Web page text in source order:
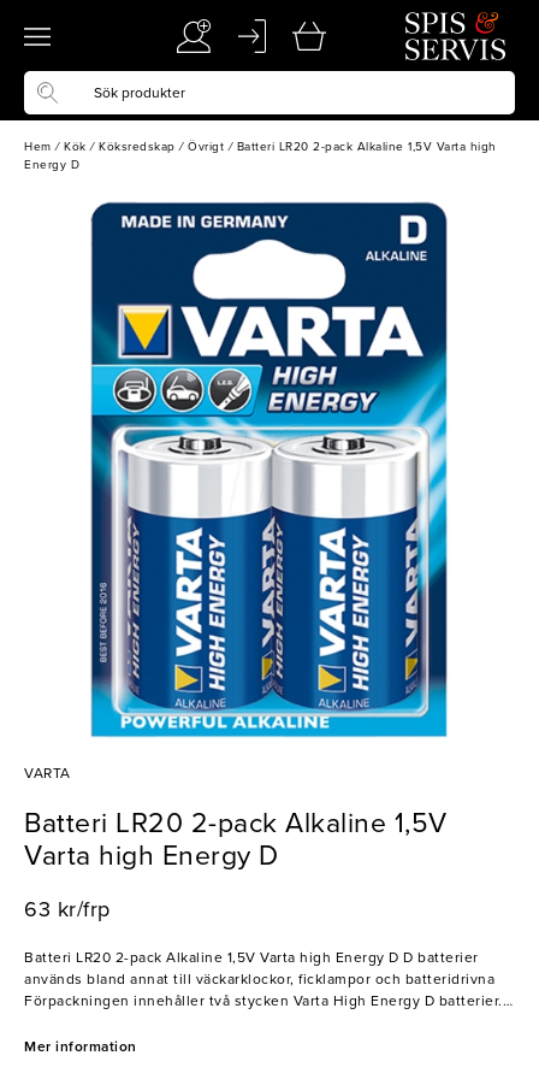
Hem / Kök / Köksredskap / Övrigt / Batteri LR20 2-pack Alkaline 1,5V Varta high
Energy D
VARTA
Batteri LR20 2-pack Alkaline 1,5V
Varta high Energy D
63 kr/frp
Batteri LR20 2-pack Alkaline 1,5V Varta high Energy D D batterier
används bland annat till väckarklockor, ficklampor och batteridrivna
Förpackningen innehåller två stycken Varta High Energy D batterier.
Mer information